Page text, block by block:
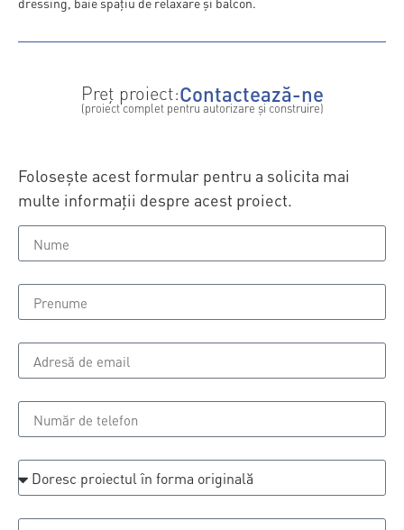
Preț proiect:Contactează-ne
(proiect complet pentru autorizare și construire)
Folosește acest formular pentru a solicita mai
multe informații despre acest proiect.